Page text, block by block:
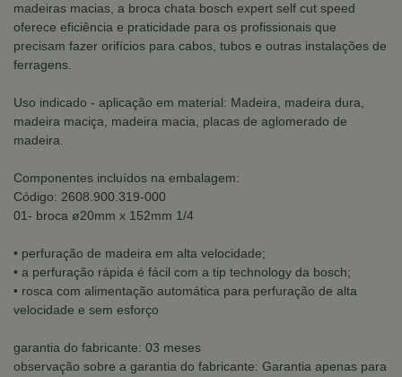
madeiras macias, a broca chata bosch expert self cut speed
oferece eficiência e praticidade para os profissionais que
precisam fazer orifícios para cabos, tubos e outras instalações de
ferragens.
Uso indicado - aplicação em material: Madeira, madeira dura,
madeira maciça, madeira macia, placas de aglomerado de
madeira.
Componentes incluídos na embalagem:
Código: 2608.900.319-000
01- broca ø20mm x 152mm 1/4
• perfuração de madeira em alta velocidade;
• a perfuração rápida é fácil com a tip technology da bosch;
• rosca com alimentação automática para perfuração de alta
velocidade e sem esforço
garantia do fabricante: 03 meses
observação sobre a garantia do fabricante: Garantia apenas para